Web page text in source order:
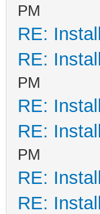
PM
RE:
RE:
PM
RE:
RE:
PM
RE:
RE: